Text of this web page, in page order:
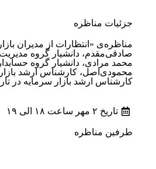
جزئیات مناظره
مناظره‌ی « انتظارات از مدیران
صادقی‌مقدم، دانشیار گروه
محمد مرادی، دانشیار گروه
محمودی‌اصل، کارشناس ارشد
کارشناس ارشد بازار سرمایه در تاریخ دوم
تاریخ ۲ مهر ساعت ۱۸ الی ۱۹
طرفین مناظره